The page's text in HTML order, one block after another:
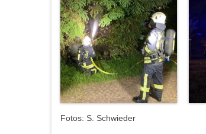
Fotos: S. Schwieder